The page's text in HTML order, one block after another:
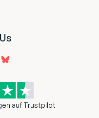
auf Trustpilot